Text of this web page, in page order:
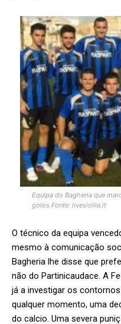
Equipa do Bagheria que
golos Fonte: livesicilia.it
O técnico da equipa
mesmo à comunicação
Bagheria lhe disse que
não do Partinicaudace. A
já a investigar os
qualquer momento, uma
do calcio. Uma severa